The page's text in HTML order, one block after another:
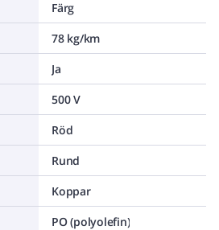
Färg
78 kg/km
Ja
500 V
Röd
Rund
Koppar
PO (polyolefin)